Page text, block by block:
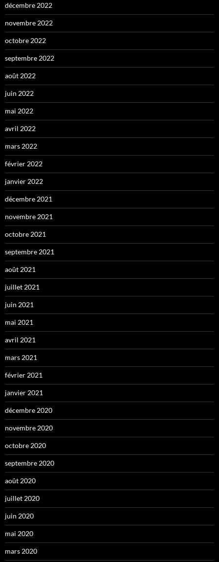
décembre 2022
novembre 2022
octobre 2022
septembre 2022
août 2022
juin 2022
mai 2022
avril 2022
mars 2022
février 2022
janvier 2022
décembre 2021
novembre 2021
octobre 2021
septembre 2021
août 2021
juillet 2021
juin 2021
mai 2021
avril 2021
mars 2021
février 2021
janvier 2021
décembre 2020
novembre 2020
octobre 2020
septembre 2020
août 2020
juillet 2020
juin 2020
mai 2020
mars 2020